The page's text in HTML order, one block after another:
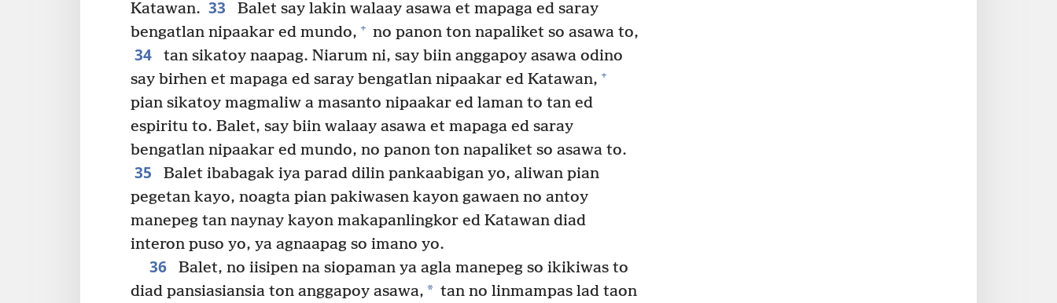
Katawan. 33
Balet say lakin walaay asawa et mapaga ed saray
bengatlan nipaakar ed mundo, + no panon ton napaliket so asawa to,
34
tan sikatoy naapag. Niarum ni, say biin anggapoy asawa odino
say birhen et mapaga ed saray bengatlan nipaakar ed Katawan, +
pian sikatoy magmaliw a masanto nipaakar ed laman to tan ed
espiritu to. Balet, say biin walaay asawa et mapaga ed saray
bengatlan nipaakar ed mundo, no panon ton napaliket so asawa to.
35
Balet ibabagak iya parad dilin pankaabigan yo, aliwan pian
pegetan kayo, noagta pian pakiwasen kayon gawaen no antoy
manepeg tan naynay kayon makapanlingkor ed Katawan diad
interon puso yo, ya agnaapag so imano yo.
36
Balet, no iisipen na siopaman ya agla manepeg so ikikiwas to
diad pansiasiansia ton anggapoy asawa, * tan no linmampas lad taon